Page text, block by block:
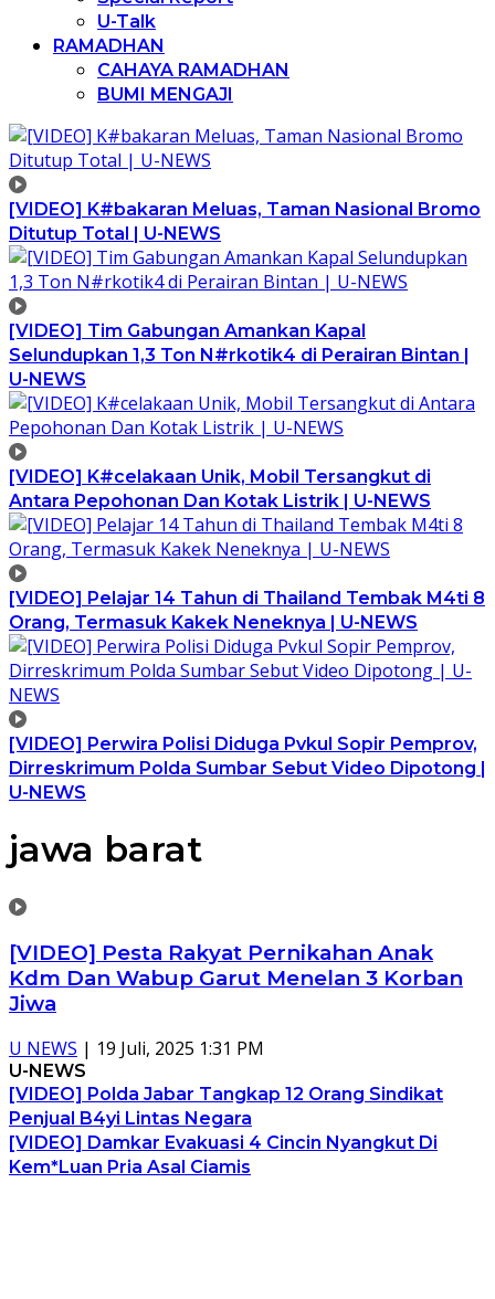
U-Talk
RAMADHAN
CAHAYA RAMADHAN
BUMI MENGAJI
[VIDEO] K#bakaran Meluas, Taman Nasional Bromo
Ditutup Total | U-NEWS
[VIDEO] Tim Gabungan Amankan Kapal
Selundupkan 1,3 Ton N#rkotik4 di Perairan Bintan |
U-NEWS
[VIDEO] K#celakaan Unik, Mobil Tersangkut di
Antara Pepohonan Dan Kotak Listrik | U-NEWS
[VIDEO] Pelajar 14 Tahun di Thailand Tembak M4ti 8
Orang, Termasuk Kakek Neneknya | U-NEWS
[VIDEO] Perwira Polisi Diduga Pvkul Sopir Pemprov,
Dirreskrimum Polda Sumbar Sebut Video Dipotong |
U-NEWS
jawa barat
[VIDEO] Pesta Rakyat Pernikahan Anak
Kdm Dan Wabup Garut Menelan 3 Korban
Jiwa
U NEWS | 19 Juli, 2025 1:31 PM
U-NEWS
[VIDEO] Polda Jabar Tangkap 12 Orang Sindikat
Penjual B4yi Lintas Negara
[VIDEO] Damkar Evakuasi 4 Cincin Nyangkut Di
Kem*Luan Pria Asal Ciamis